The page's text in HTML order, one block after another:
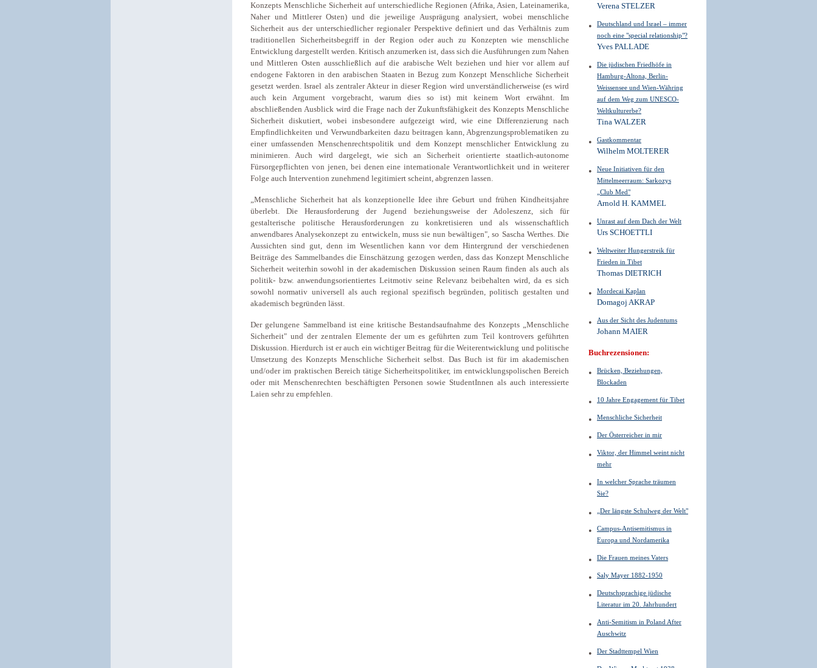
Konzepts Menschliche Sicherheit auf unterschiedliche Regionen (Afrika, Asien, Lateinamerika,
Naher und Mittlerer Osten) und die jeweilige Ausprägung analysiert, wobei menschliche
Sicherheit aus der unterschiedlicher regionaler Perspektive definiert und das Verhältnis zum
traditionellen Sicherheitsbegriff in der Region oder auch zu Konzepten wie menschliche
Entwicklung dargestellt werden. Kritisch anzumerken ist, dass sich die Ausführungen zum Nahen
und Mittleren Osten ausschließlich auf die arabische Welt beziehen und hier vor allem auf
endogene Faktoren in den arabischen Staaten in Bezug zum Konzept Menschliche Sicherheit
gesetzt werden. Israel als zentraler Akteur in dieser Region wird unverständlicherweise (es wird
auch kein Argument vorgebracht, warum dies so ist) mit keinem Wort erwähnt. Im
abschließenden Ausblick wird die Frage nach der Zukunftsfähigkeit des Konzepts Menschliche
Sicherheit diskutiert, wobei insbesondere aufgezeigt wird, wie eine Differenzierung nach
Empfindlichkeiten und Verwundbarkeiten dazu beitragen kann, Abgrenzungsproblematiken zu
einer umfassenden Menschenrechtspolitik und dem Konzept menschlicher Entwicklung zu
minimieren. Auch wird dargelegt, wie sich an Sicherheit orientierte staatlich-autonome
Fürsorgepflichten von jenen, bei denen eine internationale Verantwortlichkeit und in weiterer
Folge auch Intervention zunehmend legitimiert scheint, abgrenzen lassen.
„Menschliche Sicherheit hat als konzeptionelle Idee ihre Geburt und frühen Kindheitsjahre
überlebt. Die Herausforderung der Jugend beziehungsweise der Adoleszenz, sich für
gestalterische politische Herausforderungen zu konkretisieren und als wissenschaftlich
anwendbares Analysekonzept zu entwickeln, muss sie nun bewältigen", so Sascha Werthes. Die
Aussichten sind gut, denn im Wesentlichen kann vor dem Hintergrund der verschiedenen
Beiträge des Sammelbandes die Einschätzung gezogen werden, dass das Konzept Menschliche
Sicherheit weiterhin sowohl in der akademischen Diskussion seinen Raum finden als auch als
politik- bzw. anwendungsorientiertes Leitmotiv seine Relevanz beibehalten wird, da es sich
sowohl normativ universell als auch regional spezifisch begründen, politisch gestalten und
akademisch begründen lässt.
Der gelungene Sammelband ist eine kritische Bestandsaufnahme des Konzepts „Menschliche
Sicherheit" und der zentralen Elemente der um es geführten zum Teil kontrovers geführten
Diskussion. Hierdurch ist er auch ein wichtiger Beitrag für die Weiterentwicklung und politische
Umsetzung des Konzepts Menschliche Sicherheit selbst. Das Buch ist für im akademischen
und/oder im praktischen Bereich tätige Sicherheitspolitiker, im entwicklungspolischen Bereich
oder mit Menschenrechten beschäftigten Personen sowie StudentInnen als auch interessierte
Laien sehr zu empfehlen.
Verena STELZER
Deutschland und Israel – immer
noch eine "special relationship"?
Yves PALLADE
Die jüdischen Friedhöfe in
Hamburg-Altona, Berlin-
Weissensee und Wien-Währing
auf dem Weg zum UNESCO-
Weltkulturerbe?
Tina WALZER
Gastkommentar
Wilhelm MOLTERER
Neue Initiativen für den
Mittelmeerraum: Sarkozys
„Club Med"
Arnold H. KAMMEL
Unrast auf dem Dach der Welt
Urs SCHOETTLI
Weltweiter Hungerstreik für
Frieden in Tibet
Thomas DIETRICH
Mordecai Kaplan
Domagoj AKRAP
Aus der Sicht des Judentums
Johann MAIER
Buchrezensionen:
Brücken, Beziehungen,
Blockaden
10 Jahre Engagement für Tibet
Menschliche Sicherheit
Der Österreicher in mir
Viktor, der Himmel weint nicht
mehr
In welcher Sprache träumen
Sie?
„Der längste Schulweg der Welt"
Campus-Antisemitismus in
Europa und Nordamerika
Die Frauen meines Vaters
Saly Mayer 1882-1950
Deutschsprachige jüdische
Literatur im 20. Jahrhundert
Anti-Semitism in Poland After
Auschwitz
Der Stadttempel Wien